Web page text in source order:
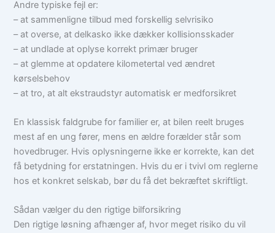
Andre typiske fejl er:
– at sammenligne tilbud med forskellig selvrisiko
– at overse, at delkasko ikke dækker kollisionsskader
– at undlade at oplyse korrekt primær bruger
– at glemme at opdatere kilometertal ved ændret
kørselsbehov
– at tro, at alt ekstraudstyr automatisk er medforsikret
En klassisk faldgrube for familier er, at bilen reelt bruges
mest af en ung fører, mens en ældre forælder står som
hovedbruger. Hvis oplysningerne ikke er korrekte, kan det
få betydning for erstatningen. Hvis du er i tvivl om reglerne
hos et konkret selskab, bør du få det bekræftet skriftligt.
Sådan vælger du den rigtige bilforsikring
Den rigtige løsning afhænger af, hvor meget risiko du vil